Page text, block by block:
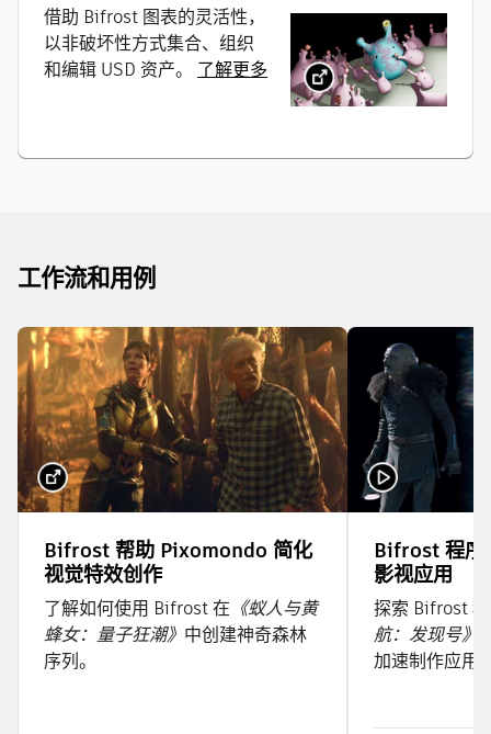
借助 Bifrost 图表的灵活性，
以非破坏性方式集合、组织
和编辑 USD 资产。
了解更多
工作流和用例
Bifrost 帮助 Pixomondo 简化
视觉特效创作
了解如何使用 Bifrost 在 《蚁人与黄
蜂女：量子狂潮》 中创建神奇森林
序列。
Bifrost 程序
影视应用
探索 Bifrost
航：发现号》
加速制作应用